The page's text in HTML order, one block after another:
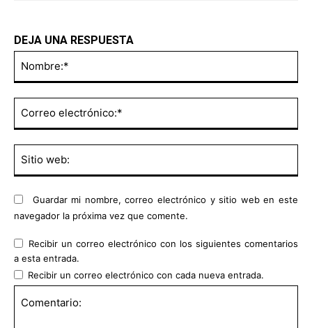
DEJA UNA RESPUESTA
Guardar mi nombre, correo electrónico y sitio web en este
navegador la próxima vez que comente.
Recibir un correo electrónico con los siguientes comentarios
a esta entrada.
Recibir un correo electrónico con cada nueva entrada.